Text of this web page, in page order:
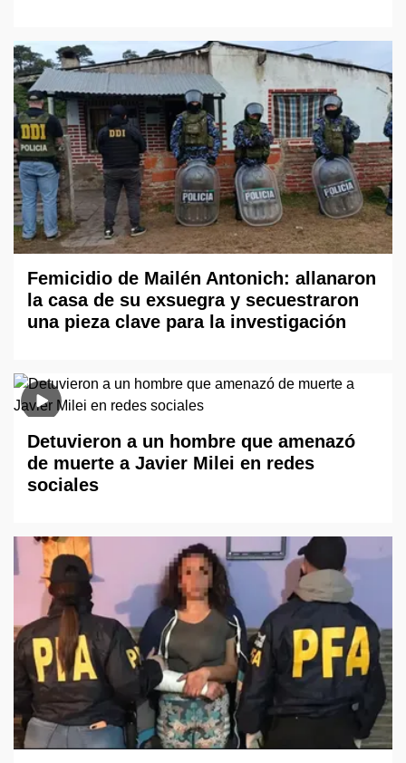
Femicidio de Mailén Antonich: allanaron
la casa de su exsuegra y secuestraron
una pieza clave para la investigación
Detuvieron a un hombre que amenazó
de muerte a Javier Milei en redes
sociales